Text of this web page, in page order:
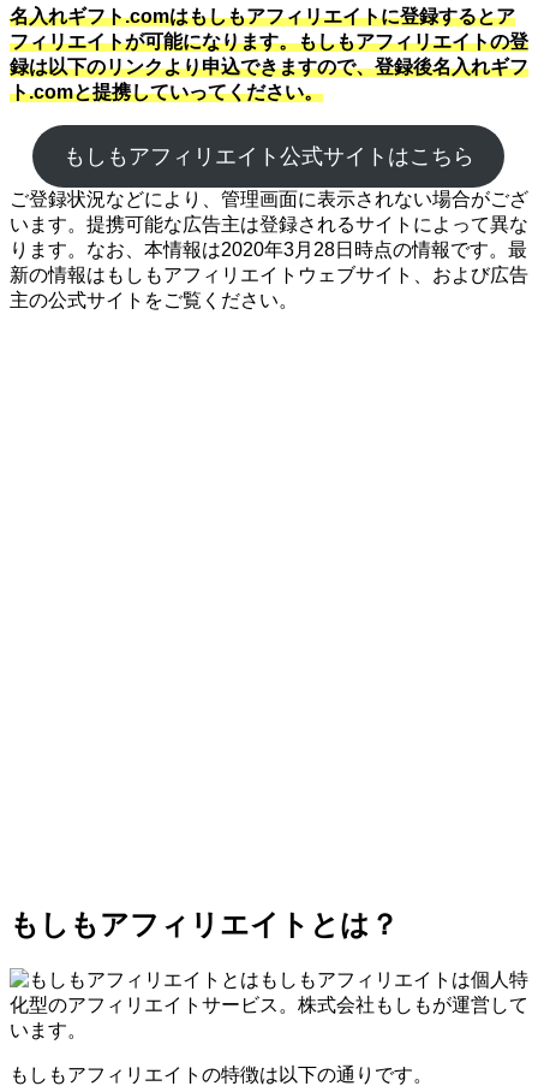
名入れギフト.comはもしもアフィリエイトに登録するとア
フィリエイトが可能になります。もしもアフィリエイトの登
録は以下のリンクより申込できますので、登録後名入れギフ
ト.comと提携していってください。
もしもアフィリエイト公式サイトはこちら
ご登録状況などにより、管理画面に表示されない場合がござ
います。提携可能な広告主は登録されるサイトによって異な
ります。なお、本情報は2020年3月28日時点の情報です。最
新の情報はもしもアフィリエイトウェブサイト、および広告
主の公式サイトをご覧ください。
もしもアフィリエイトとは？
もしもアフィリエイトは個人特
化型のアフィリエイトサービス。株式会社もしもが運営して
います。
もしもアフィリエイトの特徴は以下の通りです。